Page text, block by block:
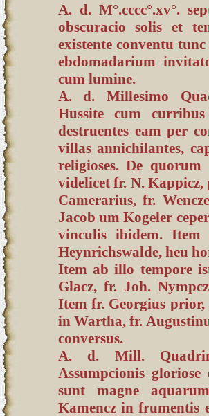
A. d. M°.cccc°.xv°.
obscuracio solis et
existente conventu
ebdomadarium
cum lumine.
A. d. Millesimo
Hussite cum
destruentes eam per
villas annichilantes,
religioses. De
videlicet fr. N. Kappicz,
Camerarius, fr.
Jacob um Kogeler
vinculis ibidem. Item
Heynrichswalde, heu
Item ab illo tempore
Glacz, fr. Joh.
Item fr. Georgius
in Wartha, fr.
conversus.
A. d. Mill.
Assumpcionis
sunt magne
Kamencz in frumentis